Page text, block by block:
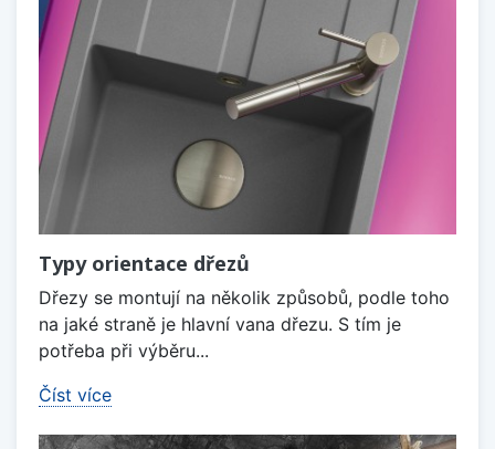
Typy orientace dřezů
Dřezy se montují na několik způsobů, podle toho
na jaké straně je hlavní vana dřezu. S tím je
potřeba při výběru...
Číst více